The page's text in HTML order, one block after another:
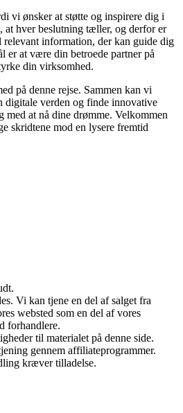
vi ønsker at støtte og inspirere dig i
at hver beslutning tæller, og derfor er
information, der kan guide dig
er at være din betroede partner på
din virksomhed.
på denne rejse. Sammen kan vi
digitale verden og finde innovative
at nå dine drømme. Velkommen
skridtene mod en lysere fremtid
Vi kan tjene en del af salget fra
websted som en del af vores
forhandlere.
til materialet på denne side.
gennem affiliateprogrammer.
kræver tilladelse.